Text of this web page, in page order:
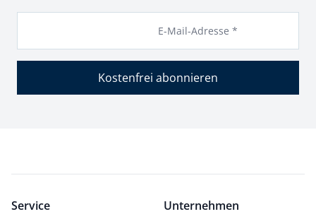
E-Mail-Adresse *
Kostenfrei abonnieren
Service Unternehmen